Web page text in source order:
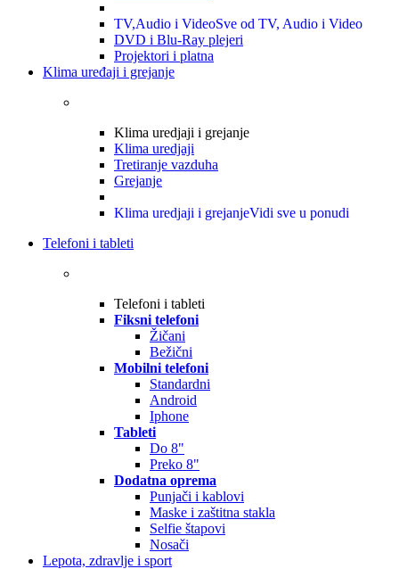
TV,Audio i VideoSve od TV, Audio i Video
DVD i Blu-Ray plejeri
Projektori i platna
Klima uređaji i grejanje
Klima uredjaji i grejanje
Klima uredjaji
Tretiranje vazduha
Grejanje
Klima uredjaji i grejanjeVidi sve u ponudi
Telefoni i tableti
Telefoni i tableti
Fiksni telefoni
Žičani
Bežični
Mobilni telefoni
Standardni
Android
Iphone
Tableti
Do 8"
Preko 8"
Dodatna oprema
Punjači i kablovi
Maske i zaštitna stakla
Selfie štapovi
Nosači
Lepota, zdravlje i sport